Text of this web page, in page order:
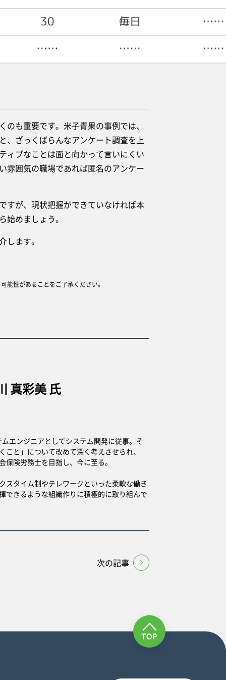
も重要です。米子青果の事例では、
、ざっくばらんなアンケート調査を上
ィブなことは面と向かって言いにくい
雰囲気の職場であれば匿名のアンケー
が、現状把握ができていなければ本
めましょう。
ます。
性があることをご了承ください。
真彩美 氏
エンジニアとしてシステム開発に従事。そ
と」について改めて深く考えさせられ、
険労務士を目指し、今に至る。
スタイム制やテレワークといった柔軟な働き
できるような組織作りに積極的に取り組んで
次の記事